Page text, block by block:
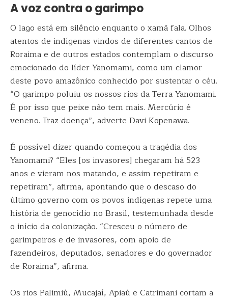
A voz contra o garimpo
O lago está em silêncio enquanto o xamã fala. Olhos
atentos de indígenas vindos de diferentes cantos de
Roraima e de outros estados contemplam o discurso
emocionado do líder Yanomami, como um clamor
deste povo amazônico conhecido por sustentar o céu.
“O garimpo poluiu os nossos rios da Terra Yanomami.
É por isso que peixe não tem mais. Mercúrio é
veneno. Traz doença”, adverte Davi Kopenawa.
É possível dizer quando começou a tragédia dos
Yanomami? “Eles [os invasores] chegaram há 523
anos e vieram nos matando, e assim repetiram e
repetiram”, afirma, apontando que o descaso do
último governo com os povos indígenas repete uma
história de genocídio no Brasil, testemunhada desde
o início da colonização. “Cresceu o número de
garimpeiros e de invasores, com apoio de
fazendeiros, deputados, senadores e do governador
de Roraima”, afirma.
Os rios Palimiú, Mucajaí, Apiaú e Catrimani cortam a